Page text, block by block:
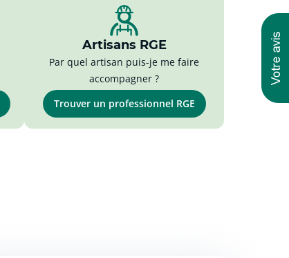
Artisans RGE
Par quel artisan puis-je me faire
accompagner ?
Trouver un professionnel RGE